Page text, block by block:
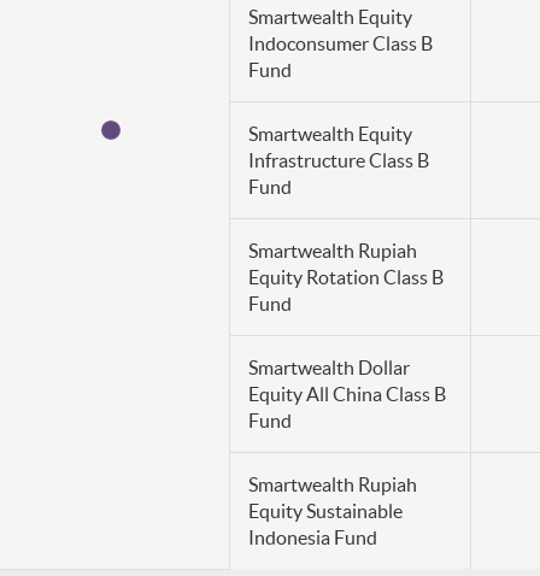
Smartwealth Equity
Indoconsumer Class B
Fund
Smartwealth Equity
Infrastructure Class B
Fund
Smartwealth Rupiah
Equity Rotation Class B
Fund
Smartwealth Dollar
Equity All China Class B
Fund
Smartwealth Rupiah
Equity Sustainable
Indonesia Fund